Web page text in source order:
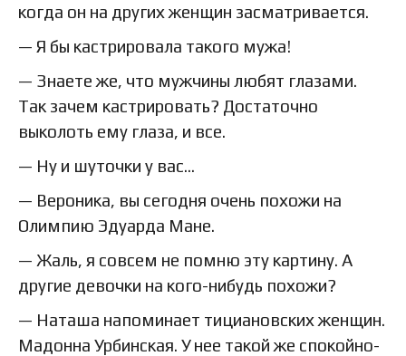
когда он на других женщин засматривается.
— Я бы кастрировала такого мужа!
— Знаете же, что мужчины любят глазами.
Так зачем кастрировать? Достаточно
выколоть ему глаза, и все.
— Ну и шуточки у вас…
— Вероника, вы сегодня очень похожи на
Олимпию Эдуарда Мане.
— Жаль, я совсем не помню эту картину. А
другие девочки на кого-нибудь похожи?
— Наташа напоминает тициановских женщин.
Мадонна Урбинская. У нее такой же спокойно-